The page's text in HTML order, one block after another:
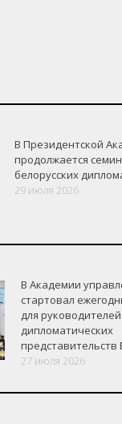
В Президентской
продолжается
белорусских
29 июля 2026
В Академии
стартовал
для руководителей
дипломатических
представительств
27 июля 2026